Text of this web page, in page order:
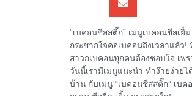
“เบคอนชีสสติ๊ก” เมนูเบคอนชีสเยิ้ม
กระชากใจคอเบคอนถึงเวลาแล้ว!
สาวกเบคอนทุกคนต้องชอบใจ เพร
วันนี้เรามีเมนูแนะนำ ทำง๊ายง่ายไ
บ้าน กับเมนู “เบคอนชีสสติ๊ก” เบค